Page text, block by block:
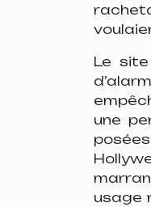
Le
une
usage